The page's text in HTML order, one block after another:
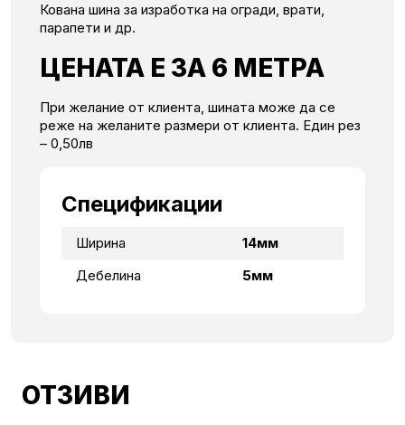
Кована шина за изработка на огради, врати,
парапети и др.
ЦЕНАТА Е ЗА 6 МЕТРА
При желание от клиента, шината може да се
реже на желаните размери от клиента. Един рез
– 0,50лв
Спецификации
Ширина
14мм
Дебелина
5мм
ОТЗИВИ